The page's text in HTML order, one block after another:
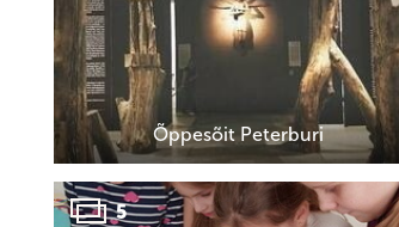
Õppesõit Peterburi
5